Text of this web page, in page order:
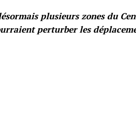
plusieurs zones du
perturber les